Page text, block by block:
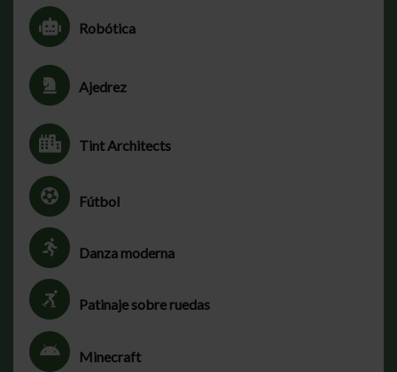
Robótica
Ajedrez
Tint Architects
Fútbol
Danza moderna
Patinaje sobre ruedas
Minecraft